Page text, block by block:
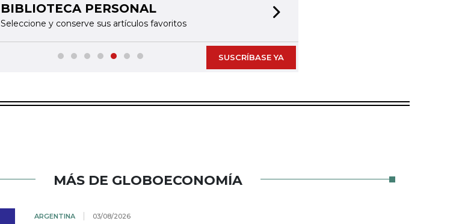
BIBLIOTECA PERSONAL
Seleccione y conserve sus artículos favoritos
SUSCRÍBASE YA
MÁS DE GLOBOECONOMÍA
ARGENTINA 03/08/2026